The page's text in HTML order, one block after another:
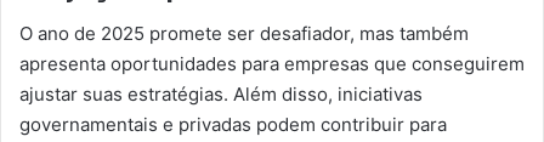
O ano de 2025 promete ser desafiador, mas também
apresenta oportunidades para empresas que conseguirem
ajustar suas estratégias. Além disso, iniciativas
governamentais e privadas podem contribuir para